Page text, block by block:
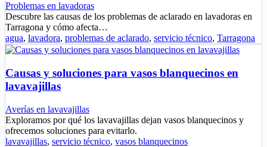
Problemas en lavadoras
Descubre las causas de los problemas de aclarado en lavadoras en
Tarragona y cómo afecta…
agua, lavadora, problemas de aclarado, servicio técnico, Tarragona
Causas y soluciones para vasos blanquecinos en
lavavajillas
Averías en lavavajillas
Exploramos por qué los lavavajillas dejan vasos blanquecinos y
ofrecemos soluciones para evitarlo.
lavavajillas, servicio técnico, vasos blanquecinos